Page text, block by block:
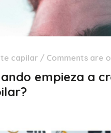
capilar / Comments are
empieza a